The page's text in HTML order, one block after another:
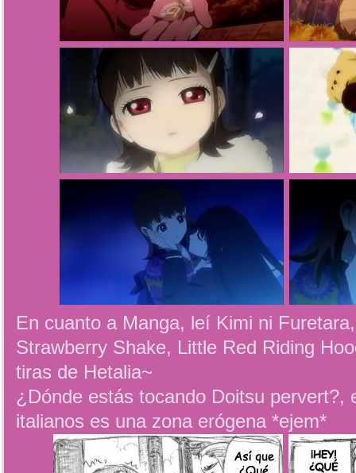
En cuanto a Manga, leí Kimi ni
Strawberry Shake, Little Red Riding
tiras de Hetalia~
¿Dónde estás tocando Doitsu pervert?,
italianos es una zona erógena *ejem*